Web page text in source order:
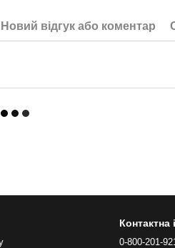
Новий відгук або коментар
Контактна
0-800-201-